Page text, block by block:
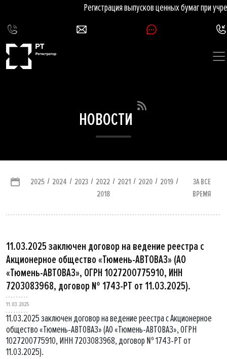
Регистрация выпусков ценных бумаг при
НОВОСТИ
2025 / 2024 / 2023 / 2022 / 2021 / 2020 / 2019 /
2018
ЗА ВСЕ
ВРЕМЯ
11.03.2025 заключен договор на ведение реестра с
Акционерное общество «Тюмень-АВТОВАЗ» (АО
«Тюмень-АВТОВАЗ», ОГРН 1027200775910, ИНН
7203083968, договор № 1743-РТ от 11.03.2025).
11.03.2025
11.03.2025 заключен договор на ведение реестра с Акционерное
общество «Тюмень-АВТОВАЗ» (АО «Тюмень-АВТОВАЗ», ОГРН
1027200775910, ИНН 7203083968, договор № 1743-РТ от
11.03.2025).